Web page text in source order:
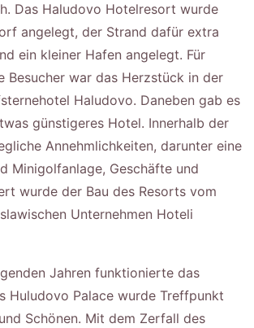
Das Haludovo Hotelresort wurde
angelegt, der Strand dafür extra
ein kleiner Hafen angelegt. Für
Besucher war das Herzstück in der
Haludovo. Daneben gab es
günstigeres Hotel. Innerhalb der
Annehmlichkeiten, darunter eine
Minigolfanlage, Geschäfte und
wurde der Bau des Resorts vom
Unternehmen Hoteli
Jahren funktionierte das
Huludovo Palace wurde Treffpunkt
Schönen. Mit dem Zerfall des